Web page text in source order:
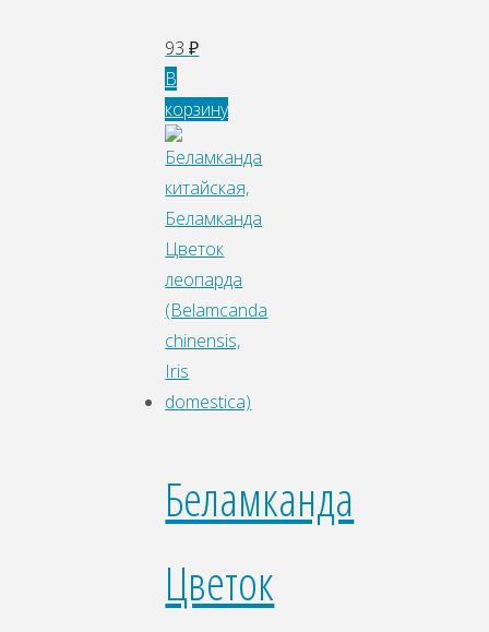
93₽
В
корзину
Беламканда
Цветок